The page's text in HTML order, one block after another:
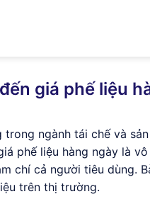
giá phế liệu
ngành tái chế và
phế liệu hàng ngày là
chí cả người tiêu dùng.
trên thị trường.